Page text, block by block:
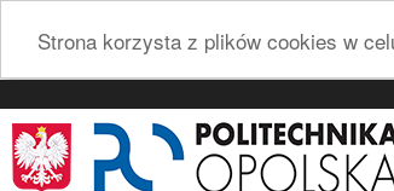
Strona korzysta z plików cookies w